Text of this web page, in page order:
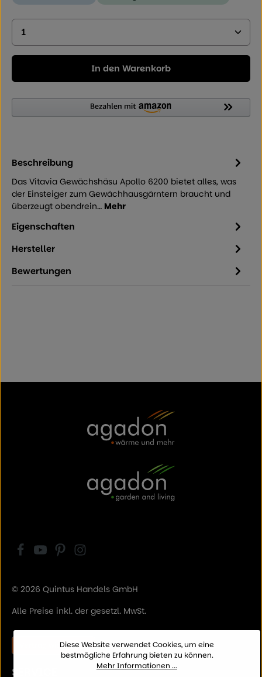
Produkt Anzahl: Geben Sie den gewünschten
In den Warenkorb
Beschreibung
Das Vitavia Gewächshäsu Apollo 6200 bietet alles, was
der Einsteiger zum Gewächhausgärntern braucht und
überzeugt obendrein… Mehr
Eigenschaften
Hersteller
Bewertungen
© 2026 Quintus Handels GmbH
Alle Preise inkl. der gesetzl. MwSt.
Vertrag widerrufen
SERVICE
Diese Website verwendet Cookies, um eine
bestmögliche Erfahrung bieten zu können.
Mehr Informationen ...